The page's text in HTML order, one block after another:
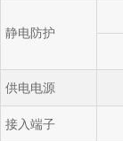
静电防护
供电电源
接入端子